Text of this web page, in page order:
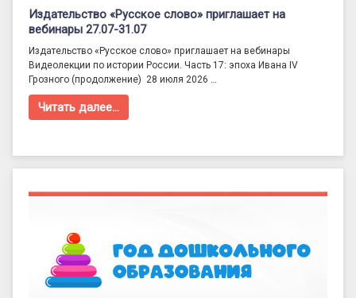
Издательство «Русское слово» приглашает на
вебинары 27.07-31.07
Издательство «Русское слово» приглашает на вебинары
Видеолекции по истории России. Часть 17: эпоха Ивана IV
Грозного (продолжение) 28 июля 2026 …
Читать далее…